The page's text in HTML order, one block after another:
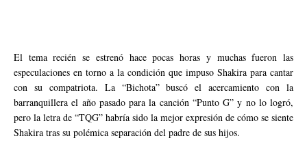
El tema recién se estrenó hace pocas horas y muchas fueron las
especulaciones en torno a la condición que impuso Shakira para cantar
con su compatriota. La “Bichota” buscó el acercamiento con la
barranquillera el año pasado para la canción “Punto G” y no lo logró,
pero la letra de “TQG” habría sido la mejor expresión de cómo se siente
Shakira tras su polémica separación del padre de sus hijos.